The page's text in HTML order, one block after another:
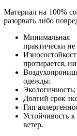
Материал на 100%
разорвать либо
практически
протирается,
одежды;
Экологичность;
Долгий срок
Гип
Устойчивость
ветер.